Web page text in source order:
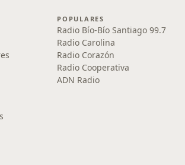
POPULARES
Radio Bío-Bío Santiago 99.7
Radio Carolina
Radio Corazón
Radio Cooperativa
ADN Radio